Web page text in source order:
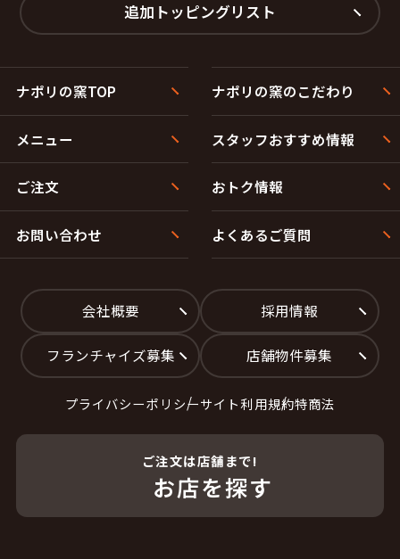
追加トッピングリスト
ナポリの窯TOP ナポリの窯のこだわり
メニュー スタッフおすすめ情報
ご注文 おトク情報
お問い合わせ よくあるご質問
会社概要 採用情報
フランチャイズ募集 店舗物件募集
プライバシーポリシーサイト利用規約特商法
ご注文は店舗まで!
お店を探す